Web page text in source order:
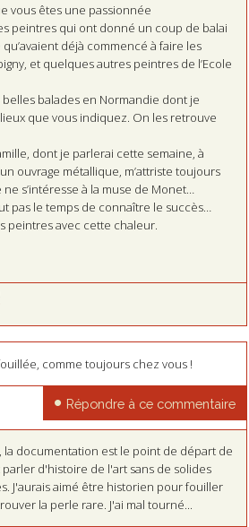
vous êtes une passionnée
peintres qui ont donné un coup de balai
qu’avaient déjà commencé à faire les
et quelques autres peintres de l’Ecole
balades en Normandie dont je
que vous indiquez. On les retrouve
dont je parlerai cette semaine, à
ouvrage métallique, m’attriste toujours
s’intéresse à la muse de Monet…
pas le temps de connaître le succès…
peintres avec cette chaleur.
comme toujours chez vous !
Répondre à ce commentaire
la documentation est le point de départ de
d'histoire de l'art sans de solides
J'aurais aimé être historien pour fouiller
la perle rare. J'ai mal tourné...